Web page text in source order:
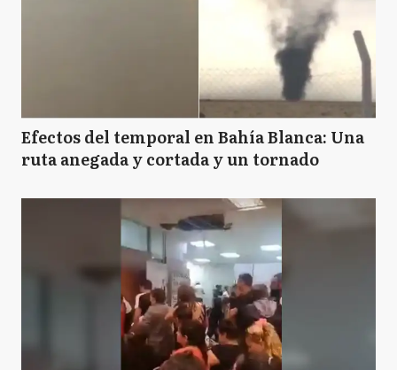
Efectos del temporal en Bahía Blanca: Una
ruta anegada y cortada y un tornado